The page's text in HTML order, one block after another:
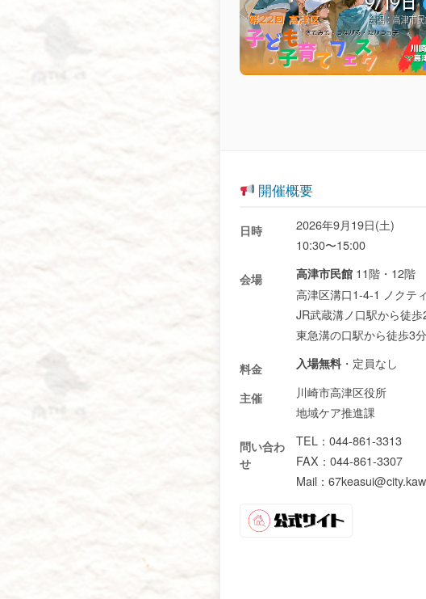
開催概要
日時
2026年9月19日(土)
10:30〜15:00
会場 高津市民館11階・12階
高津区溝口1-4-1 ノクテ
JR武蔵溝ノ口駅から徒歩
東急溝の口駅から徒歩3分
料金 入場無料・定員なし
主催
川崎市高津区役所
地域ケア推進課
問い合わ
せ
TEL：044-861-3313
FAX：044-861-3307
Mail：